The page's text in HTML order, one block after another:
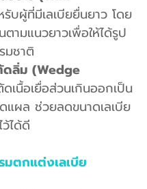
รับผู้ที่มีเลเบียยื่นยาว โดย
ามแนวยาวเพื่อให้ได้รูป
มชาติ
ดลิ่ม (Wedge
ดเนื้อเยื่อส่วนเกินออกเป็น
แผล ช่วยลดขนาดเลเบีย
ได้ดี
มตกแต่งเลเบีย